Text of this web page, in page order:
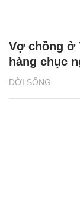
ĐỜI SỐNG
Vợ chồng ở
hàng chục